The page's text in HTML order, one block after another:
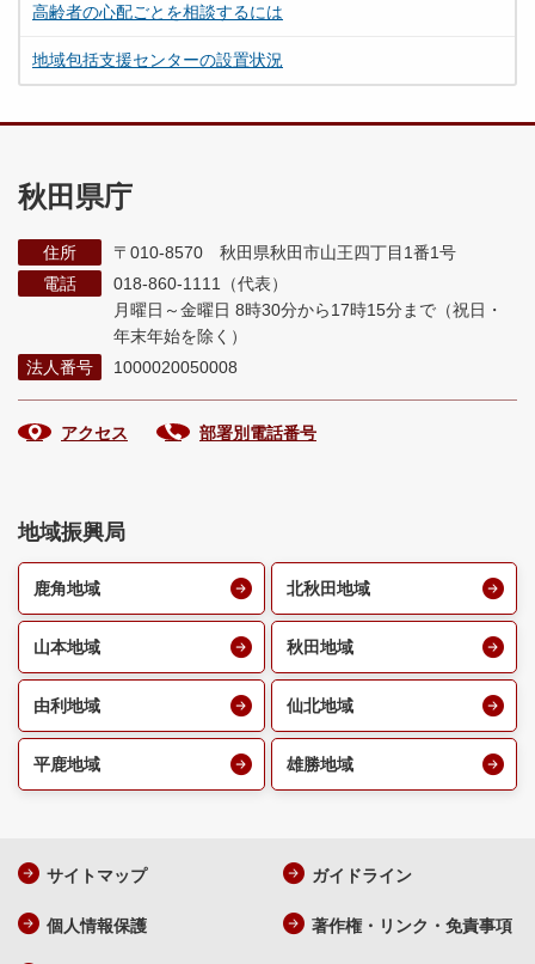
高齢者の心配ごとを相談するには
地域包括支援センターの設置状況
秋田県庁
住所
〒010-8570 秋田県秋田市山王四丁目1番1号
電話
018-860-1111（代表）
月曜日～金曜日 8時30分から17時15分まで （祝日・
年末年始を除く）
法人番号
1000020050008
アクセス 部署別電話番号
地域振興局
鹿角地域 北秋田地域
山本地域 秋田地域
由利地域 仙北地域
平鹿地域 雄勝地域
サイトマップ ガイドライン
個人情報保護 著作権・リンク・免責事項